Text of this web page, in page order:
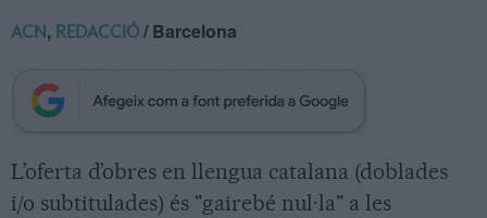
ACN, REDACCIÓ / Barcelona
L’oferta d’obres en llengua catalana (doblades
i/o subtitulades) és "gairebé nul·la" a les